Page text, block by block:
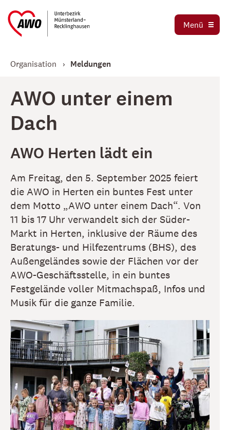
Menü
Organigramm
Betriebsrat
Schwerbehindertenvertretung
Ausbildung und Praktika
Jetzt spenden
Organisation Meldungen
AWO unter einem
Dach
AWO Herten lädt ein
Am Freitag, den 5. September 2025 feiert
die AWO in Herten ein buntes Fest unter
dem Motto „AWO unter einem Dach“. Von
11 bis 17 Uhr verwandelt sich der Süder-
Markt in Herten, inklusive der Räume des
Beratungs- und Hilfezentrums (BHS), des
Außengeländes sowie der Flächen vor der
AWO-Geschäftsstelle, in ein buntes
Festgelände voller Mitmachspaß, Infos und
Musik für die ganze Familie.